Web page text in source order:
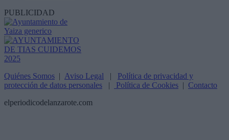
PUBLICIDAD
Quiénes Somos | Aviso Legal | Política de privacidad y
protección de datos personales | Política de Cookies | Contacto
elperiodicodelanzarote.com